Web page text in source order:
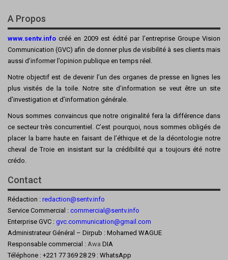
A Propos
www.sentv.info créé en 2009 est édité par l’entreprise Groupe Vision
Communication (GVC) afin de donner plus de visibilité à ses clients mais
aussi d’informer l’opinion publique en temps réel.
Notre objectif est de devenir l’un des organes de presse en lignes les
plus visités de la toile. Notre site d’information se veut être un site
d’investigation et d’information générale.
Nous sommes convaincus que notre originalité fera la différence dans
ce secteur très concurrentiel. C’est pourquoi, nous sommes obligés de
placer la barre haute en faisant de l’éthique et de la déontologie notre
cheval de Troie en insistant sur la crédibilité qui a toujours été notre
crédo.
Contact
Rédaction : redaction@sentv.info
Service Commercial : commercial@sentv.info
Enterprise GVC : gvc.communication@gmail.com
Administrateur Général – Dirpub : Mohamed WAGUE
Responsable commercial : Awa DIA
Téléphone : +221 77 369 28 29 : WhatsApp